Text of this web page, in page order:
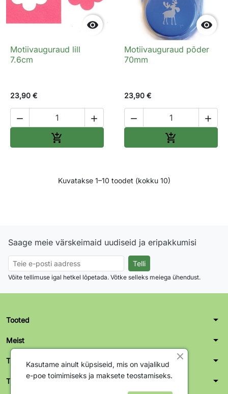

Motiivauguraud lill
7.6cm
23,90 €
 


Motiivauguraud põder
70mm
23,90 €
 

Kuvatakse 1–10 toodet (kokku 10)
Saage meie värskeimaid uudiseid ja eripakkumisi
Võite tellimuse igal hetkel lõpetada. Võtke selleks meiega ühendust.
Tooted arrow_drop_down
Meist arrow_drop_down
Teie konto arrow_drop_down
Tallinn kontor-ladu arrow_drop_down
Kasutame ainult küpsiseid, mis on vajalikud
e-poe toimimiseks ja maksete teostamiseks.